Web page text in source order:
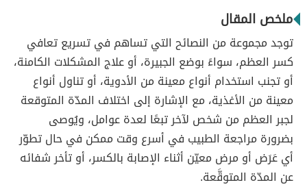
ملخص المقال
توجد مجموعة من النصائح التي تساهم في تسريع تعافي
كسر العظم، سواءً بوضع الجبيرة، أو علاج المشكلات الكامنة،
أو تجنب استخدام أنواع معينة من الأدوية، أو تناول أنواع
معينة من الأغذية، مع الإشارة إلى اختلاف المدّة المتوقعة
لجبر العظم من شخص لآخر تبعًا لعدة عوامل، ويُوصى
بضرورة مراجعة الطبيب في أسرع وقت ممكن في حال تطوّر
أي عَرَض أو مرض معيّن أثناء الإصابة بالكسر، أو تأخر شفائه
عن المدّة المتوقَّعة.